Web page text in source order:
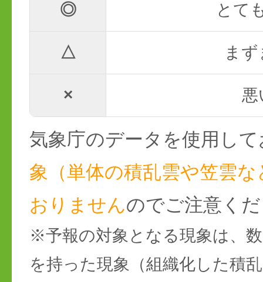
◎ とて
△ ま
× 悪
気象庁のデータを使用し
象（単体の積乱雲や笠雲
おりませんのでご注意く
※予報の対象となる現象は、
を持った現象（組織化した積